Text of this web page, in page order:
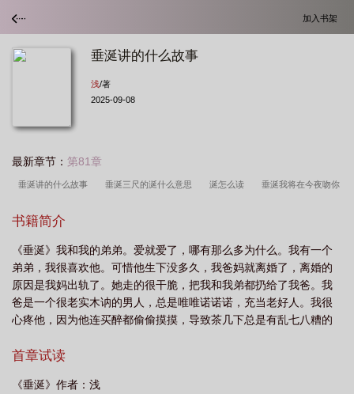
加入书架
垂涎讲的什么故事
浅/著
2025-09-08
最新章节： 第81章
垂涎讲的什么故事 垂涎三尺的涎什么意思 涎怎么读 垂涎我将在今夜吻你
书籍简介
《垂涎》我和我的弟弟。爱就爱了，哪有那么多为什么。我有一个
弟弟，我很喜欢他。可惜他生下没多久，我爸妈就离婚了，离婚的
原因是我妈出轨了。她走的很干脆，把我和我弟都扔给了我爸。我
爸是一个很老实木讷的男人，总是唯唯诺诺诺，充当老好人。我很
心疼他，因为他连买醉都偷偷摸摸，导致茶几下总是有乱七八糟的
照顾我弟弟。他叫陈宇，我喊他小宇。三观不正-第一人称-养成-骨
首章试读
《垂涎》作者：浅